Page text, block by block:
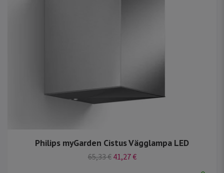
Philips myGarden Cistus Vägglampa LED
65,33 € 41,27 €